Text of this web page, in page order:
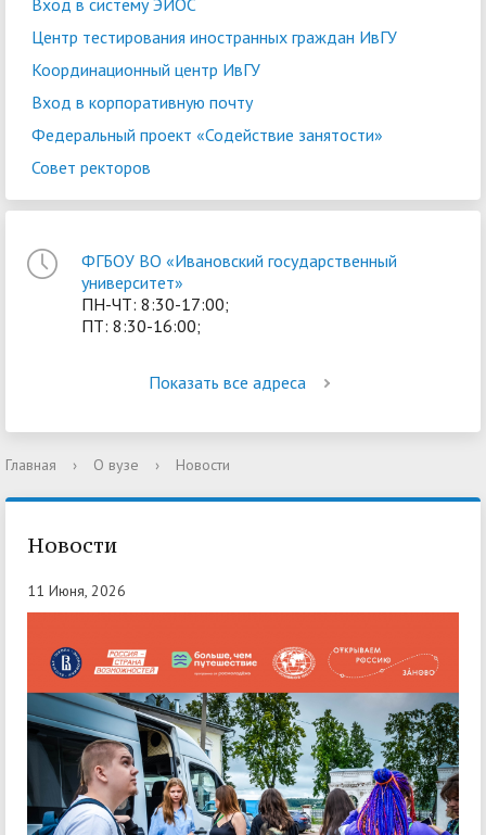
Вход в систему ЭИОС
Центр тестирования иностранных граждан ИвГУ
Координационный центр ИвГУ
Вход в корпоративную почту
Федеральный проект «Содействие занятости»
Совет ректоров
ФГБОУ ВО «Ивановский государственный
университет»
ПН-ЧТ: 8:30-17:00;
ПТ: 8:30-16:00;
Показать все адреса
Главная › О вузе › Новости
Новости
11 Июня, 2026